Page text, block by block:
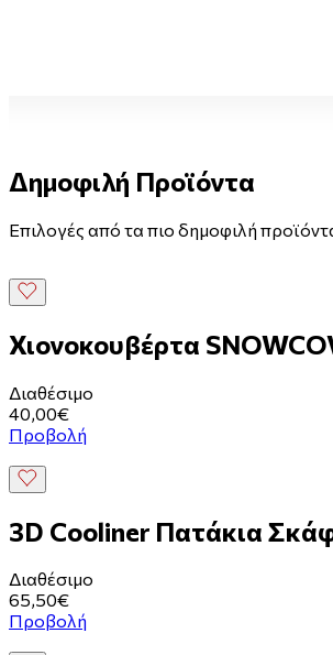
Δημοφιλή Προϊόντα
Επιλογές από τα πιο δημοφιλή
Χιονοκουβέρτα
Διαθέσιμο
40,00€
Προβολή
3D Cooliner Πατάκια
Διαθέσιμο
65,50€
Προβολή